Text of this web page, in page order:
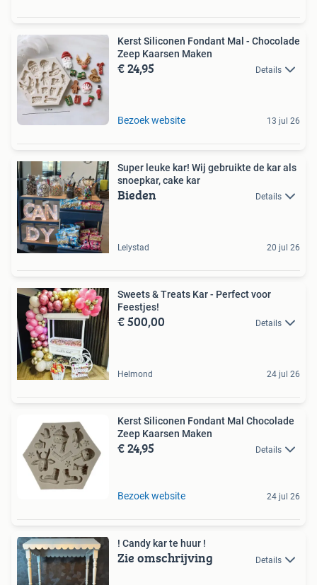
Kerst Siliconen Fondant Mal - Chocolade
Zeep Kaarsen Maken
€ 24,95 Details
Bezoek website 13 jul 26
Super leuke kar! Wij gebruikte de kar als
snoepkar, cake kar
Bieden Details
Lelystad 20 jul 26
Sweets & Treats Kar - Perfect voor
Feestjes!
€ 500,00 Details
Helmond 24 jul 26
Kerst Siliconen Fondant Mal Chocolade
Zeep Kaarsen Maken
€ 24,95 Details
Bezoek website 24 jul 26
! Candy kar te huur !
Zie omschrijving Details